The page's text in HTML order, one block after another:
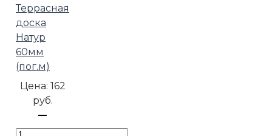
Террасная
доска
Натур
60мм
(пог.м)
Цена: 162
руб.